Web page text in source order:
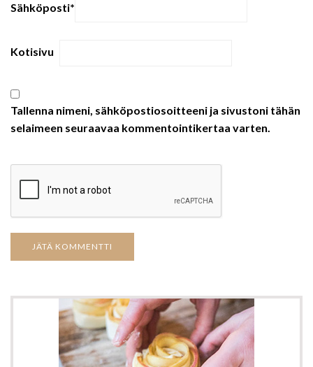
Sähköposti*
Kotisivu
Tallenna nimeni, sähköpostiosoitteeni ja sivustoni tähän
selaimeen seuraavaa kommentointikertaa varten.